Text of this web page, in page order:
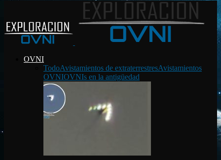
OVNI
TodoAvistamientos de extraterrestresAvistamientos
OVNIOVNIs en la antigüedad